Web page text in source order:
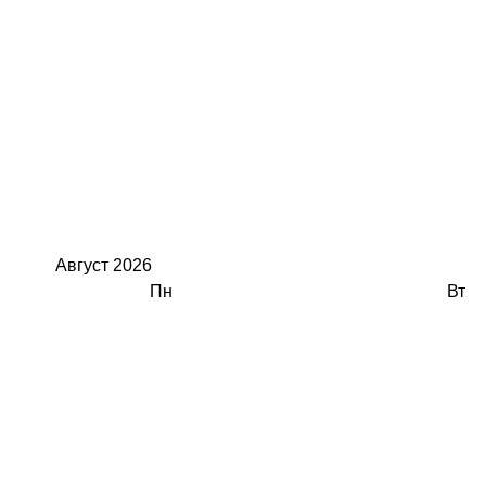
Август 2026
Пн
Вт